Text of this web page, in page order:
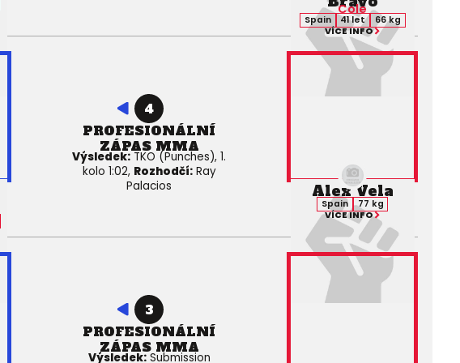
Cole
Spain 41 let
66 kg
VÍCE INFO
4
PROFESIONÁLNÍ
ZÁPAS MMA
Výsledek: TKO (Punches), 1.
kolo 1:02, Rozhodčí:Ray
Palacios
Alex Vela
Spain
77 kg
VÍCE INFO
3
PROFESIONÁLNÍ
ZÁPAS MMA
Výsledek:Submission